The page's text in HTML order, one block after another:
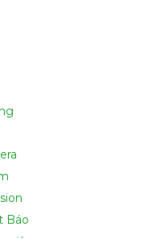
tác cùng
Báo